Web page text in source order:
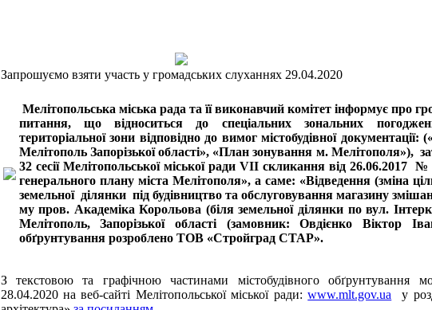
Запрошуємо взяти участь у громадських слуханнях 29.04.2020
Мелітопольська міська рада та її виконавчий комітет інформує про
питання, що відноситься до спеціальних зональних
територіальної зони відповідно до вимог містобудівної
Мелітополь Запорізької області», «План зонування м. Мелітополя»),
32 сесії Мелітопольської міської ради VІІ скликання від 26.06.2017
№
генерального плану міста Мелітополя», а саме: «Відведення (зміна
земельної ділянки під будівництво та обслуговування магазину
му пров. Академіка Корольова (біля земельної ділянки по вул.
Мелітополь, Запорізької області (замовник: Овдієнко Віктор
обґрунтування розроблено ТОВ «Стройград СТАР».
З текстовою та графічною частинами містобудівного обґрунтування
28.04.2020 на веб-сайті Мелітопольської міської ради:www.mlt.gov.ua
у